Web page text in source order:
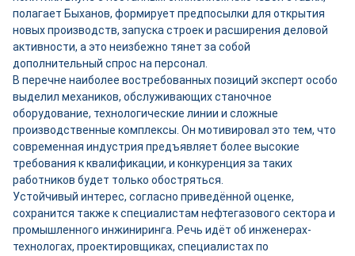
полагает Быханов, формирует предпосылки для открытия
новых производств, запуска строек и расширения деловой
активности, а это неизбежно тянет за собой
дополнительный спрос на персонал.
В перечне наиболее востребованных позиций эксперт особо
выделил механиков, обслуживающих станочное
оборудование, технологические линии и сложные
производственные комплексы. Он мотивировал это тем, что
современная индустрия предъявляет более высокие
требования к квалификации, и конкуренция за таких
работников будет только обостряться.
Устойчивый интерес, согласно приведённой оценке,
сохранится также к специалистам нефтегазового сектора и
промышленного инжиниринга. Речь идёт об инженерах-
технологах, проектировщиках, специалистах по